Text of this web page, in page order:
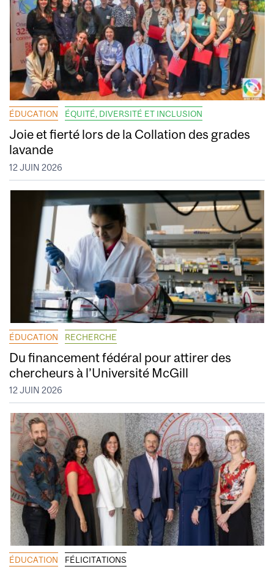
ÉDUCATION ÉQUITÉ, DIVERSITÉ ET INCLUSION
Joie et fierté lors de la Collation des grades
lavande
12 JUIN 2026
ÉDUCATION RECHERCHE
Du financement fédéral pour attirer des
chercheurs à l’Université McGill
12 JUIN 2026
ÉDUCATION FÉLICITATIONS